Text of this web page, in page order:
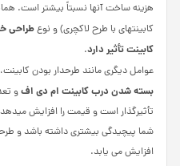
هزینه ساخت آنها نسبتاً بیشتر است.
کابینت­های با طرح لاکچری) و نوعطراحی
کابینت تأثیر دارد.
عوامل دیگری مانند طرح­دار بودن
بسته شدن درب کابینت ام دی افو
تأثیرگذار است و قیمت را افزایش
شما پیچیدگی بیشتری داشته باشد و
افزایش می یابد.